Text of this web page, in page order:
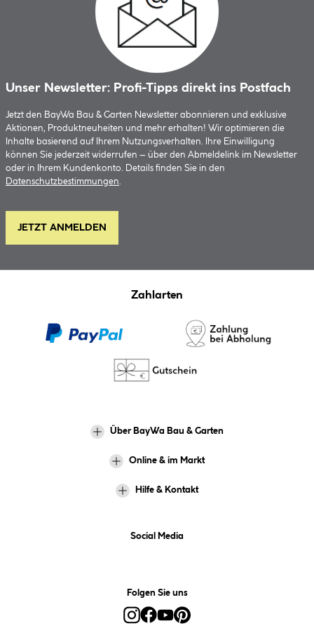
Unser Newsletter: Profi-Tipps direkt ins Postfach
Jetzt den BayWa Bau & Garten Newsletter abonnieren und exklusive
Aktionen, Produktneuheiten und mehr erhalten! Wir optimieren die
Inhalte basierend auf Ihrem Nutzungsverhalten. Ihre Einwilligung
können Sie jederzeit widerrufen – über den Abmeldelink im Newsletter
oder in Ihrem Kundenkonto. Details finden Sie in den
Datenschutzbestimmungen
JETZT ANMELDEN
Zahlarten
Über BayWa Bau & Garten
Online & im Markt
Hilfe & Kontakt
Social Media
Folgen Sie uns